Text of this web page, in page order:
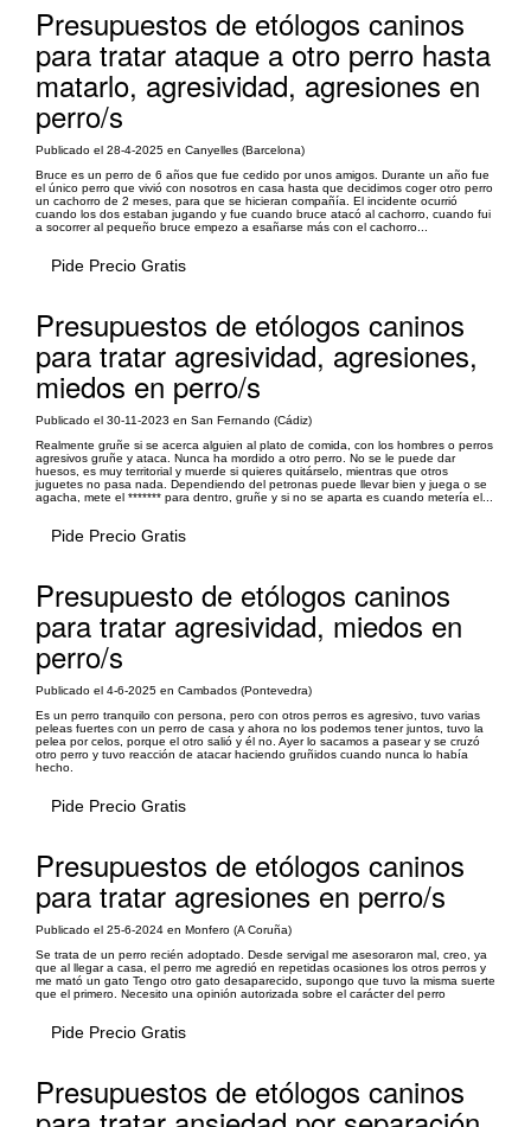
Presupuestos de etólogos caninos
para tratar ataque a otro perro hasta
matarlo, agresividad, agresiones en
perro/s
Publicado el 28-4-2025 en Canyelles (Barcelona)
Bruce es un perro de 6 años que fue cedido por unos amigos. Durante un año fue
el único perro que vivió con nosotros en casa hasta que decidimos coger otro perro
un cachorro de 2 meses, para que se hicieran compañía. El incidente ocurrió
cuando los dos estaban jugando y fue cuando bruce atacó al cachorro, cuando fui
a socorrer al pequeño bruce empezo a esañarse más con el cachorro...
Pide Precio Gratis
Presupuestos de etólogos caninos
para tratar agresividad, agresiones,
miedos en perro/s
Publicado el 30-11-2023 en San Fernando (Cádiz)
Realmente gruñe si se acerca alguien al plato de comida, con los hombres o perros
agresivos gruñe y ataca. Nunca ha mordido a otro perro. No se le puede dar
huesos, es muy territorial y muerde si quieres quitárselo, mientras que otros
juguetes no pasa nada. Dependiendo del petronas puede llevar bien y juega o se
agacha, mete el ******* para dentro, gruñe y si no se aparta es cuando metería el...
Pide Precio Gratis
Presupuesto de etólogos caninos
para tratar agresividad, miedos en
perro/s
Publicado el 4-6-2025 en Cambados (Pontevedra)
Es un perro tranquilo con persona, pero con otros perros es agresivo, tuvo varias
peleas fuertes con un perro de casa y ahora no los podemos tener juntos, tuvo la
pelea por celos, porque el otro salió y él no. Ayer lo sacamos a pasear y se cruzó
otro perro y tuvo reacción de atacar haciendo gruñidos cuando nunca lo había
hecho.
Pide Precio Gratis
Presupuestos de etólogos caninos
para tratar agresiones en perro/s
Publicado el 25-6-2024 en Monfero (A Coruña)
Se trata de un perro recién adoptado. Desde servigal me asesoraron mal, creo, ya
que al llegar a casa, el perro me agredió en repetidas ocasiones los otros perros y
me mató un gato Tengo otro gato desaparecido, supongo que tuvo la misma suerte
que el primero. Necesito una opinión autorizada sobre el carácter del perro
Pide Precio Gratis
Presupuestos de etólogos caninos